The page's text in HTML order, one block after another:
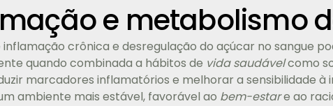
e metabolismo
inflamação crônica e desregulação do açúcar no sangue
quando combinada a hábitos de vida saudávelcomo
marcadores inflamatórios e melhorar a sensibilidade à
ambiente mais estável, favorável ao bem-estare ao